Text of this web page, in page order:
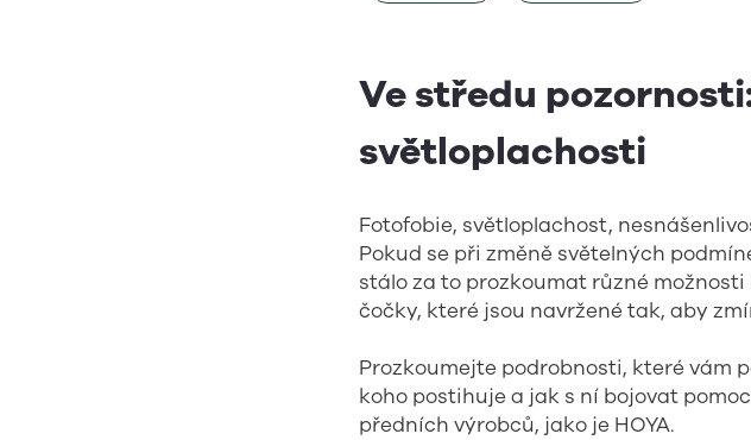
Ve středu
světloplachosti
Fotofobie, světloplachost,
Pokud se při změně světelných
stálo za to prozkoumat různé
čočky, které jsou navržené tak, aby
Prozkoumejte podrobnosti, které vám
koho postihuje a jak s ní bojovat
předních výrobců, jako je HOYA.